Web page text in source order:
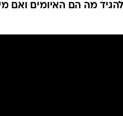
להגיד מה הם האיומים ואם